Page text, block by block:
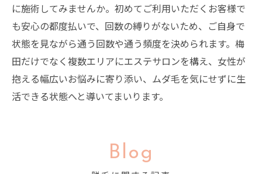
に施術してみませんか。初めてご利用いただくお客様で
も安心の都度払いで、回数の縛りがないため、ご自身で
状態を見ながら通う回数や通う頻度を決められます。梅
田だけでなく複数エリアにエステサロンを構え、女性が
抱える幅広いお悩みに寄り添い、ムダ毛を気にせずに生
活できる状態へと導いてまいります。
Blog